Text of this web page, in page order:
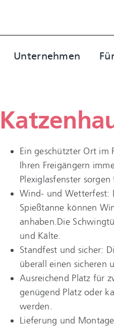
Unternehmen
Ein geschützter Ort im
Ihren Freigängern
Plexiglasfenster
Wind- und Wetterfest:
Spießtanne können
anhaben.Die
und Kälte.
Standfest und sicher:
überall einen sicheren
Ausreichend Platz für
genügend Platz oder
werden.
Lieferung und